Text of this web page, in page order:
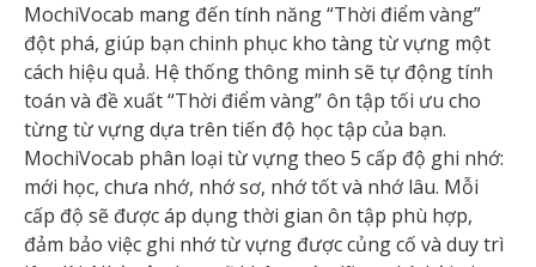
MochiVocab mang đến tính năng “Thời điểm vàng”
đột phá, giúp bạn chinh phục kho tàng từ vựng một
cách hiệu quả. Hệ thống thông minh sẽ tự động tính
toán và đề xuất “Thời điểm vàng” ôn tập tối ưu cho
từng từ vựng dựa trên tiến độ học tập của bạn.
MochiVocab phân loại từ vựng theo 5 cấp độ ghi nhớ:
mới học, chưa nhớ, nhớ sơ, nhớ tốt và nhớ lâu. Mỗi
cấp độ sẽ được áp dụng thời gian ôn tập phù hợp,
đảm bảo việc ghi nhớ từ vựng được củng cố và duy trì